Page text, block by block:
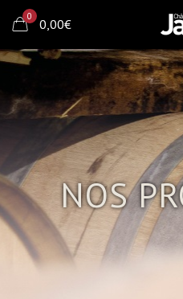
0 0,00€
NOS